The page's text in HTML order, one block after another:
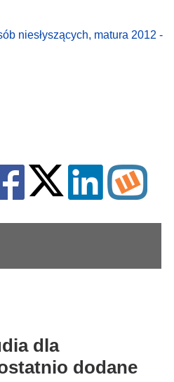
niesłyszących, matura 2012 -
dla
dodane